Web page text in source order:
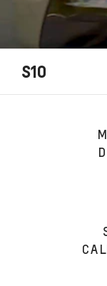
S10